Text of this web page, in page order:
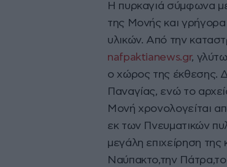
Η πυρκαγιά σύμφωνα
της Μονής και
υλικών. Από την
nafpaktianews.gr,
ο χώρος της έκθεσης.
Παναγίας, ενώ το
Μονή χρονολογείται
εκ των Πνευματικών
μεγάλη επιχείρηση
Ναύπακτο,την